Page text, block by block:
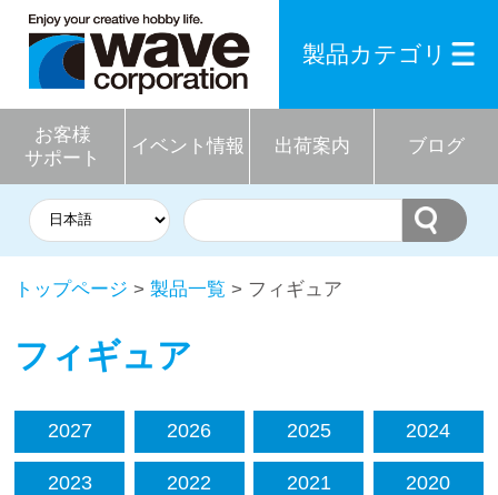
お客様
サポート
イベント情報 出荷案内 ブログ
製品カテゴリ
トップページ > 製品一覧 > フィギュア
フィギュア
2027 2026 2025 2024
2023 2022 2021 2020